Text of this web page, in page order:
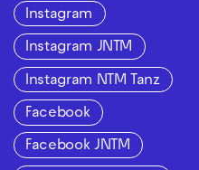
Instagram
Instagram JNTM
Instagram NTM Tanz
Facebook
Facebook JNTM